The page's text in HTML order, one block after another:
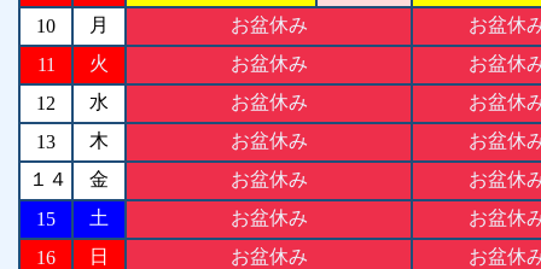
10 月 お盆休み
お盆休
11
火 お盆休み
お盆休
12
水 お盆休み
お盆休
13
木 お盆休み
お盆休
１４
金 お盆休み
お盆休
15
土 お盆休み
お盆休
16
日 お盆休み
お盆休